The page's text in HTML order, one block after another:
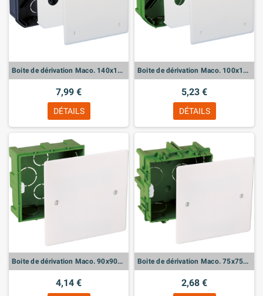
Boite de dérivation Maco. 140x140x45
7,99 €
DÉTAILS
Boite de dérivation Maco. 100x100x40
5,23 €
DÉTAILS
Boite de dérivation Maco. 90x90x40
4,14 €
Boite de dérivation Maco. 75x75x40
2,68 €